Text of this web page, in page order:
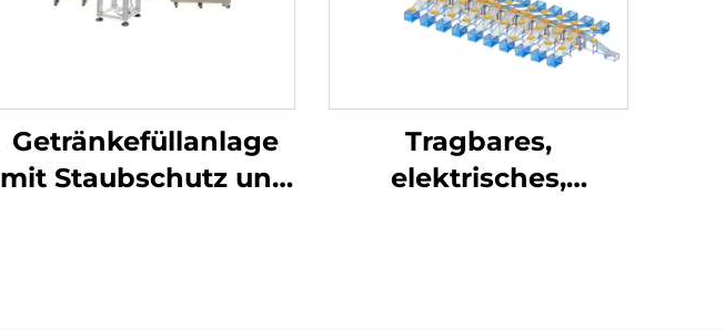
Getränkefüllanlage
mit Staubschutz und
Tragbares,
elektrisches,